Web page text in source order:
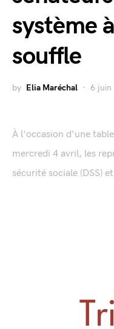
système
souffle
by Elia Maréchal 6 juin
À l'occasion d'une
mercredi 4 avril, les
sécurité sociale (DSS)